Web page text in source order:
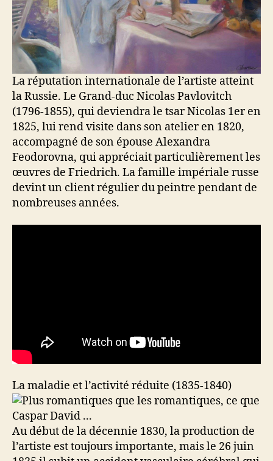
La réputation internationale de l’artiste atteint
la Russie. Le Grand-duc Nicolas Pavlovitch
(1796-1855), qui deviendra le tsar Nicolas 1er en
1825, lui rend visite dans son atelier en 1820,
accompagné de son épouse Alexandra
Feodorovna, qui appréciait particulièrement les
œuvres de Friedrich. La famille impériale russe
devint un client régulier du peintre pendant de
nombreuses années.
La maladie et l’activité réduite (1835-1840)
Au début de la décennie 1830, la production de
l’artiste est toujours importante, mais le 26 juin